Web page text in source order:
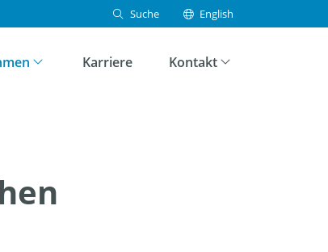
Suche
Suchen
English
Karriere Kontakt